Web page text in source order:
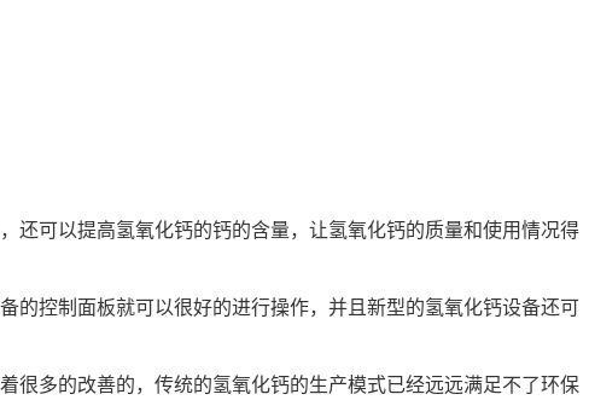
还可以提高氢氧化钙的钙的含量，让氢氧化钙的质量和使用情况得
控制面板就可以很好的进行操作，并且新型的氢氧化钙设备还可
多的改善的，传统的氢氧化钙的生产模式已经远远满足不了环保